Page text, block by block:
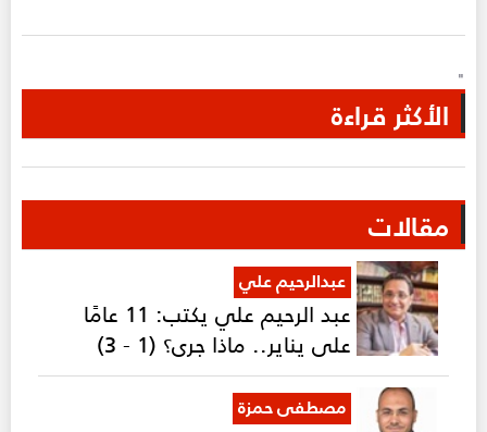
"
الأكثر قراءة
مقالات
عبدالرحيم علي
عبد الرحيم علي يكتب: 11 عامًا
على يناير.. ماذا جرى؟ (1 - 3)
مصطفى حمزة